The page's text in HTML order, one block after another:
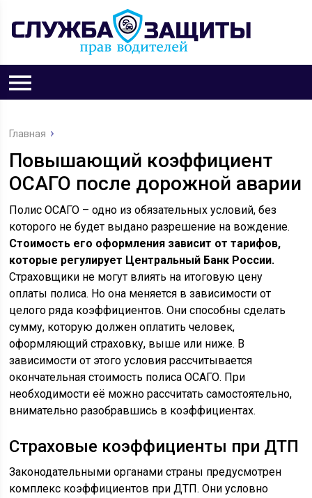
Главная
Повышающий коэффициент
ОСАГО после дорожной аварии
Полис ОСАГО – одно из обязательных условий, без
которого не будет выдано разрешение на вождение.
Стоимость его оформления зависит от тарифов,
которые регулирует Центральный Банк России.
Страховщики не могут влиять на итоговую цену
оплаты полиса. Но она меняется в зависимости от
целого ряда коэффициентов. Они способны сделать
сумму, которую должен оплатить человек,
оформляющий страховку, выше или ниже. В
зависимости от этого условия рассчитывается
окончательная стоимость полиса ОСАГО. При
необходимости её можно рассчитать самостоятельно,
внимательно разобравшись в коэффициентах.
Страховые коэффициенты при ДТП
Законодательными органами страны предусмотрен
комплекс коэффициентов при ДТП. Они условно